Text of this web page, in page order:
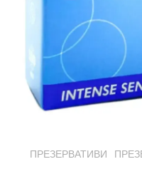
ПРЕЗЕРВАТИВИ